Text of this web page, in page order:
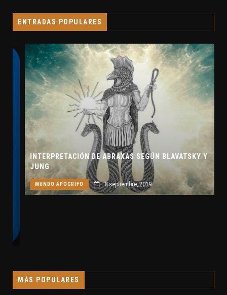
ENTRADAS POPULARES
INTERPRETACIÓN DE ABRAXAS SEGÚN BLAVATSKY Y
JUNG
MUNDO APÓCRIFO 8 septiembre, 2019
MÁS POPULARES